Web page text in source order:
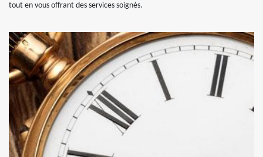
tout en vous offrant des services soignés.